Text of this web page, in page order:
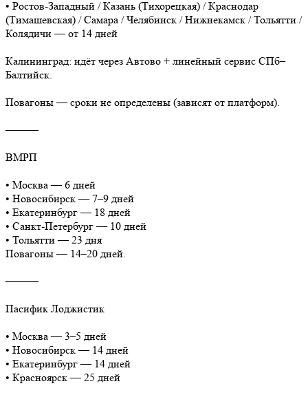
• Ростов-Западный / Казань (Тихорецкая) / Краснодар
(Тимашевская) / Самара / Челябинск / Нижнекамск / Тольятти /
Колядичи — от 14 дней
Калининград: идёт через Автово + линейный сервис СПб–
Балтийск.
Повагоны — сроки не определены (зависят от платформ).
⸻
ВМРП
• Москва — 6 дней
• Новосибирск — 7–9 дней
• Екатеринбург — 18 дней
• Санкт-Петербург — 10 дней
• Тольятти — 23 дня
Повагоны — 14–20 дней.
⸻
Пасифик Лоджистик
• Москва — 3–5 дней
• Новосибирск — 14 дней
• Екатеринбург — 14 дней
• Красноярск — 25 дней